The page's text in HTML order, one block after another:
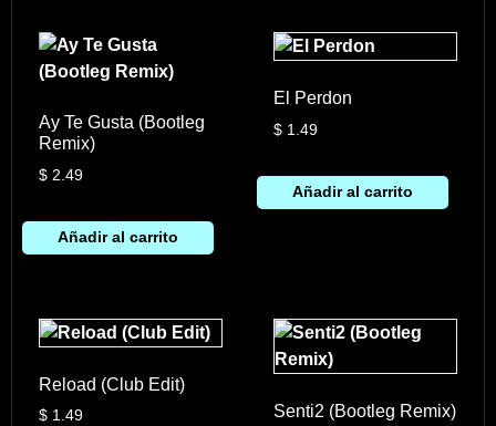
Ay Te Gusta (Bootleg
Remix)
$2.49
Añadir al carrito
El Perdon
$ 1.49
Añadir al carrito
Reload (Club Edit)
$1.49 Senti2 (Bootleg Remix)